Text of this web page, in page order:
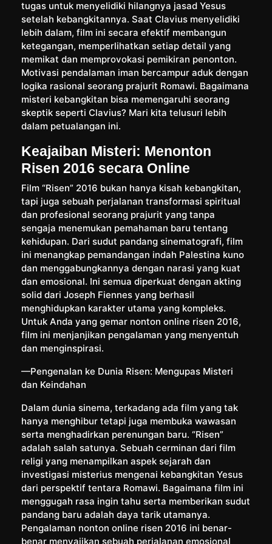
tugas untuk menyelidiki hilangnya jasad Yesus
setelah kebangkitannya. Saat Clavius menyelidiki
lebih dalam, film ini secara efektif membangun
ketegangan, memperlihatkan setiap detail yang
memikat dan memprovokasi pemikiran penonton.
Motivasi pendalaman iman bercampur aduk dengan
logika rasional seorang prajurit Romawi. Bagaimana
misteri kebangkitan bisa memengaruhi seorang
skeptik seperti Clavius? Mari kita telusuri lebih
dalam petualangan ini.
Keajaiban Misteri: Menonton
Risen 2016 secara Online
Film “Risen” 2016 bukan hanya kisah kebangkitan,
tapi juga sebuah perjalanan transformasi spiritual
dan profesional seorang prajurit yang tanpa
sengaja menemukan pemahaman baru tentang
kehidupan. Dari sudut pandang sinematografi, film
ini menangkap pemandangan indah Palestina kuno
dan menggabungkannya dengan narasi yang kuat
dan emosional. Ini semua diperkuat dengan akting
solid dari Joseph Fiennes yang berhasil
menghidupkan karakter utama yang kompleks.
Untuk Anda yang gemar nonton online risen 2016,
film ini menjanjikan pengalaman yang menyentuh
dan menginspirasi.
—Pengenalan ke Dunia Risen: Mengupas Misteri
dan Keindahan
Dalam dunia sinema, terkadang ada film yang tak
hanya menghibur tetapi juga membuka wawasan
serta menghadirkan perenungan baru. “Risen”
adalah salah satunya. Sebuah cerminan dari film
religi yang menampilkan aspek sejarah dan
investigasi misterius mengenai kebangkitan Yesus
dari perspektif tentara Romawi. Bagaimana film ini
menggugah rasa ingin tahu serta memberikan sudut
pandang baru adalah daya tarik utamanya.
Pengalaman nonton online risen 2016 ini benar-
benar menyajikan sebuah perjalanan emosional